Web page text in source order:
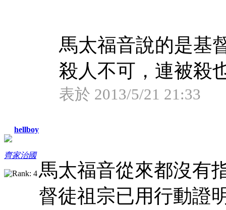
hellboy
齊家治國
馬太福音說的是基
殺人不可，連被殺
表於 2013/5/21 21:33
馬太福音從來都沒有
督徒祖宗已用行動證